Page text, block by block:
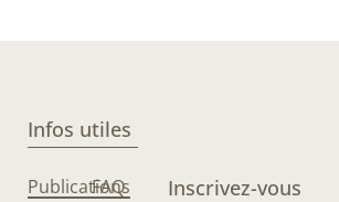
Infos utiles
Publications
FAQ Inscrivez-vous